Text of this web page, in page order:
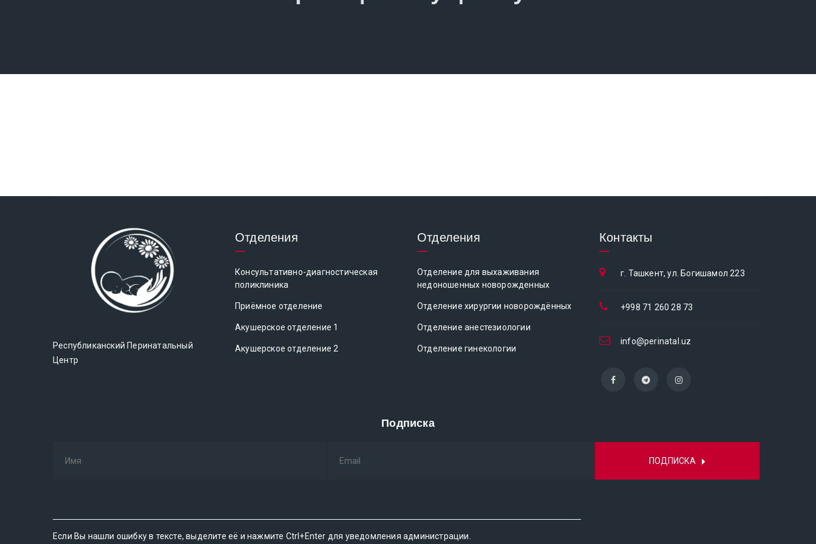
Республиканский Перинатальный
Центр
Отделения
Консультативно-диагностическая
поликлиника
Приёмное отделение
Акушерское отделение 1
Акушерское отделение 2
Отделения
Отделение для выхаживания
недоношенных новорожденных
Отделение хирургии новорождённых
Отделение анестезиологии
Отделение гинекологии
Контакты
г. Ташкент, ул. Богишамол 223
+998 71 260 28 73
info@perinatal.uz
Подписка
ПОДПИСКА
Если Вы нашли ошибку в тексте, выделите её и нажмите Ctrl+Enter для уведомления администрации.